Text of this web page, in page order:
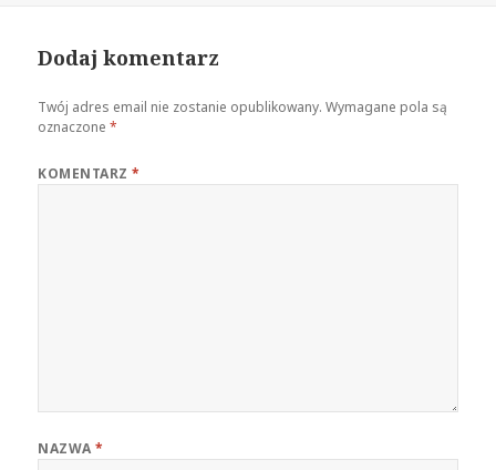
Dodaj komentarz
Twój adres email nie zostanie opublikowany. Wymagane pola są
oznaczone*
KOMENTARZ*
NAZWA*